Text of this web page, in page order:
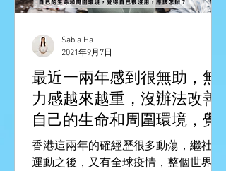
最近一兩年感到很無助，無
力感越來越重，沒辦法改善
自己的生命和周圍環境，覺
得自己很沒用，應該怎辦？
香港這兩年的確經歷很多動蕩，繼社會
運動之後，又有全球疫情，整個世界都
Sabia Ha
2021年9月7日